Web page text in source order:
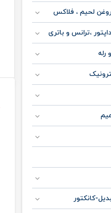
لحیم ، فلاکس
،ترانس و باتری
رله
کانکتور